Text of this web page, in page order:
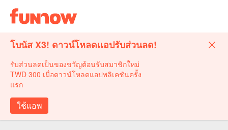
โบนัส X3! ดาวน์โหลดแอปรับส่วนลด!
รับส่วนลดเป็นของขวัญต้อนรับสมาชิกใหม่
TWD 300 เมื่อดาวน์โหลดแอปพลิเคชันครั้ง
แรก
ใช้แอพ